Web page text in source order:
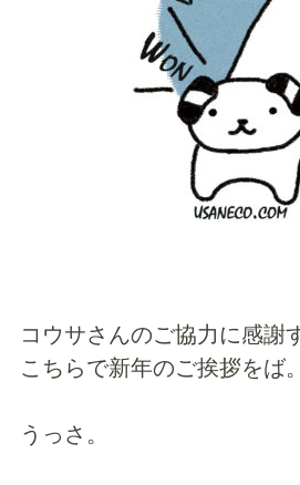
コウサさんのご協力に感謝
こちらで新年のご挨拶をば
うっさ。